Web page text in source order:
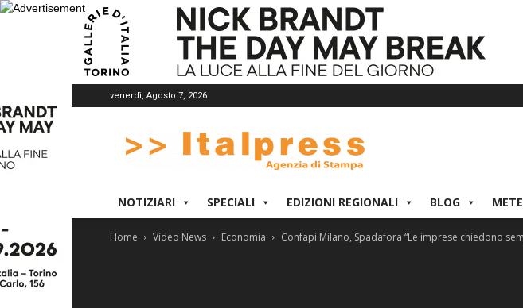
venerdì, Agosto 7, 2026
NOTIZIARI SPECIALI EDIZIONI REGIONALI BLOG
Home Video News Economia Confapi Milano, Spadafora “Le imprese chiedono